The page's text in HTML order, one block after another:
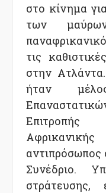
στο κίνημα
των
τις
στην
ήταν
Συνέδριο.
στράτευσης,